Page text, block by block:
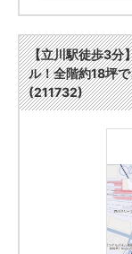
【立川駅徒歩3分
ル！全階約18坪
(211732)